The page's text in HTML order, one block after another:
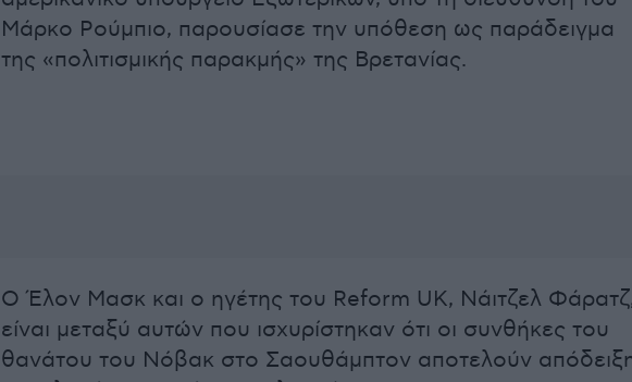
Μάρκο Ρούμπιο, παρουσίασε την υπόθεση ως παράδειγμα
της «πολιτισμικής παρακμής» της Βρετανίας.
Ο Έλον Μασκ και ο ηγέτης του Reform UK, Νάιτζελ
είναι μεταξύ αυτών που ισχυρίστηκαν ότι οι συνθήκες του
θανάτου του Νόβακ στο Σαουθάμπτον αποτελούν